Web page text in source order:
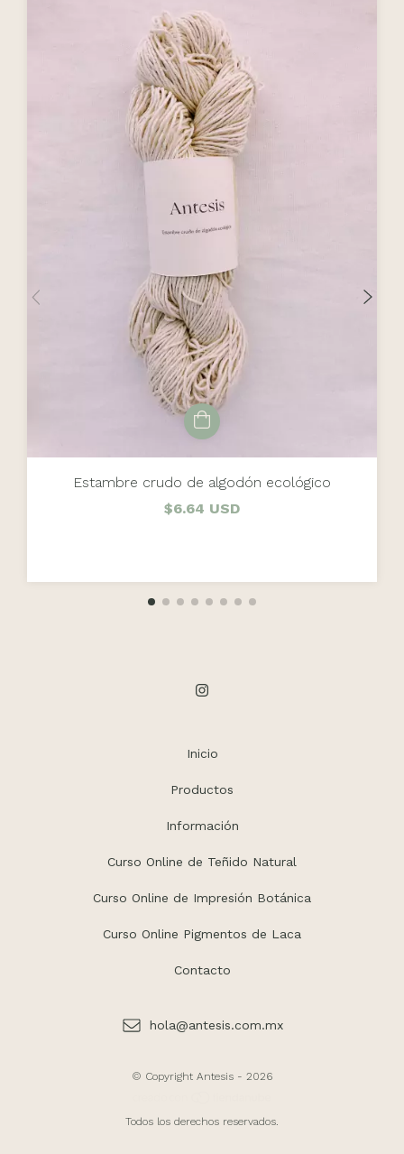
Estambre crudo de algodón ecológico
$6.64 USD
Inicio
Productos
Información
Curso Online de Teñido Natural
Curso Online de Impresión Botánica
Curso Online Pigmentos de Laca
Contacto
hola@antesis.com.mx
© Copyright Antesis - 2026
Todos los derechos reservados.